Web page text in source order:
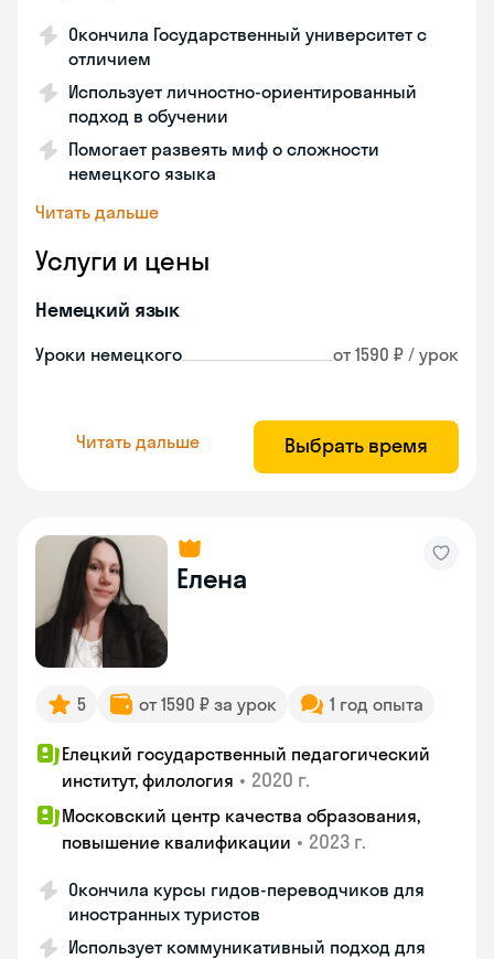
Окончила Государственный университет с
отличием
Использует личностно-ориентированный
подход в обучении
Помогает развеять миф о сложности
немецкого языка
Читать дальше
Услуги и цены
Немецкий язык
Уроки немецкого от 1590 ₽ / урок
Читать дальше Выбрать время
Елена
5 от 1590 ₽ за урок 1 год опыта
Елецкий государственный педагогический
институт, филология • 2020 г.
Московский центр качества образования,
повышение квалификации • 2023 г.
Окончила курсы гидов-переводчиков для
иностранных туристов
Использует коммуникативный подход для